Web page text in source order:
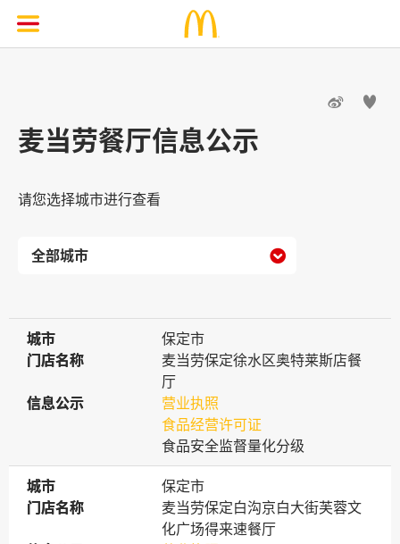
 
麦当劳餐厅信息公示
请您选择城市进行查看

城市
城市
保定市
门店名称
门店名称
麦当劳保定徐水区奥特莱斯店餐
厅
信息公示
信息公示
营业执照
食品经营许可证
食品安全监督量化分级
城市
城市
保定市
门店名称
门店名称
麦当劳保定白沟京白大街芙蓉文
化广场得来速餐厅